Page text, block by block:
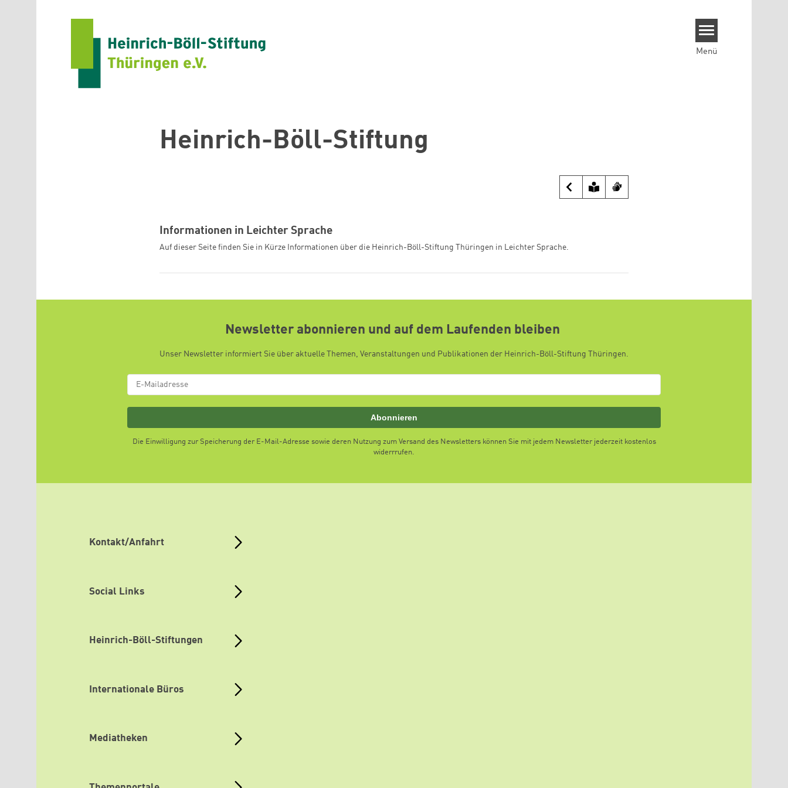
Menü
Heinrich-Böll-Stiftung
Informationen in Leichter Sprache
Auf dieser Seite finden Sie in Kürze Informationen über die Heinrich-Böll-Stiftung Thüringen in Leichter Sprache.
Newsletter abonnieren und auf dem Laufenden bleiben
Unser Newsletter informiert Sie über aktuelle Themen, Veranstaltungen und Publikationen der Heinrich-Böll-Stiftung Thüringen.
Abonnieren
Die Einwilligung zur Speicherung der E-Mail-Adresse sowie deren Nutzung zum Versand des Newsletters können Sie mit jedem Newsletter jederzeit kostenlos
widerrrufen.
Kontakt/Anfahrt
Social Links
Heinrich-Böll-Stiftungen
Internationale Büros
Mediatheken